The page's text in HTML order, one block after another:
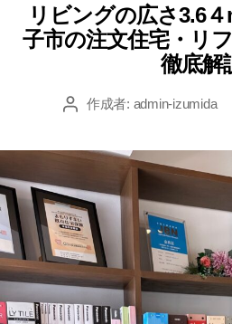
ゴ
リ
ー
リビングの広さ3.6
子市の注文住宅・リ
徹底解
投 作成者: admin-izumida